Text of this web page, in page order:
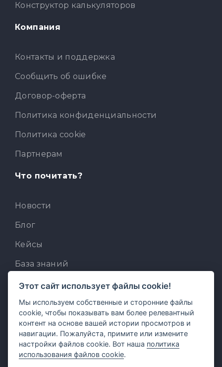
Конструктор калькуляторов
Компания
Контакты и поддержка
Сообщить об ошибке
Договор-оферта
Политика конфиденциальности
Политика cookie
Партнерам
Что почитать?
Новости
Блог
Кейсы
База знаний
Для разработчиков
Встроенный AI-ассистент
MCP для AI-клиентов
Отзывы и предложения
Этот сайт использует файлы cookie!
Мы используем собственные и сторонние файлы
cookie, чтобы показывать вам более релевантный
контент на основе вашей истории просмотров и
навигации. Пожалуйста, примите или измените
настройки файлов cookie. Вот наша политика
использования файлов cookie.